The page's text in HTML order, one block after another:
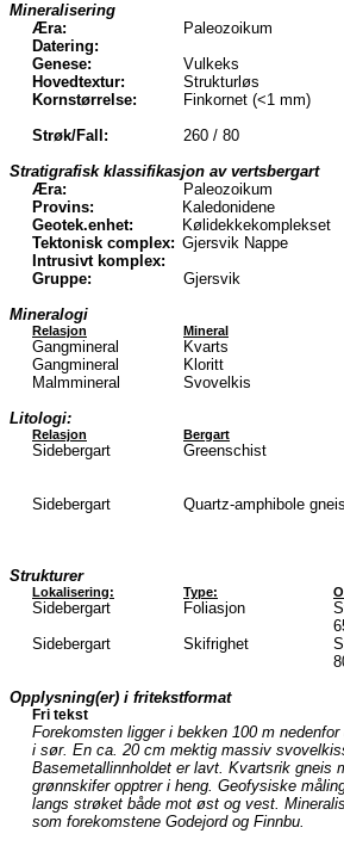
Mineralisering
Æra:
Paleozoikum
Datering:
Genese:
Vulkeks
Hovedtextur:
Strukturløs
Kornstørrelse:
Finkornet (<1 mm)
Strøk/Fall:
260 / 80
Stratigrafisk klassifikasjon av vertsbergart
Æra:
Paleozoikum
Provins:
Kaledonidene
Geotek.enhet:
Kølidekkekomplekset
Tektonisk complex: Gjersvik Nappe
Intrusivt komplex:
Gruppe:
Gjersvik
Mineralogi
Relasjon Mineral
Gangmineral Kvarts
Gangmineral
Kloritt
Malmmineral
Svovelkis
Litologi:
Relasjon Bergart
Sidebergart Greenschist
Sidebergart
Quartz-amphibole
Strukturer
Lokalisering: Type:
Sidebergart Foliasjon
Sidebergart
Skifrighet
Opplysning(er) i fritekstformat
Fri tekst
Forekomsten ligger i bekken 100 m
i sør. En ca. 20 cm mektig massiv
Basemetallinnholdet er lavt. Kvartsrik gneis
grønnskifer opptrer i heng. Geofysiske
langs strøket både mot øst og vest.
som forekomstene Godejord og Finnbu.